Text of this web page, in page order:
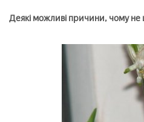
Деякі можливі причини, чому не